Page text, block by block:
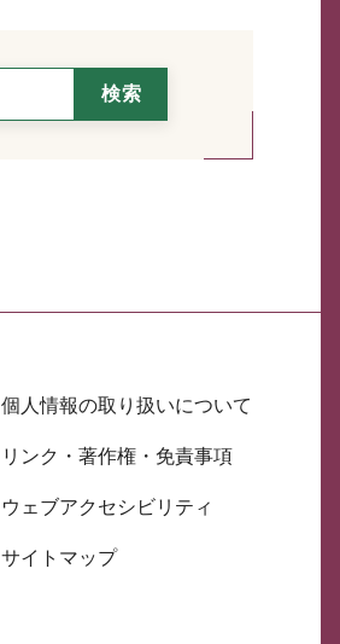
個人情報の取り扱いについて
リンク・著作権・免責事項
ウェブアクセシビリティ
サイトマップ